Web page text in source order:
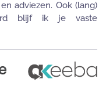
adviezen. Ook (lang)
blijf ik je vaste